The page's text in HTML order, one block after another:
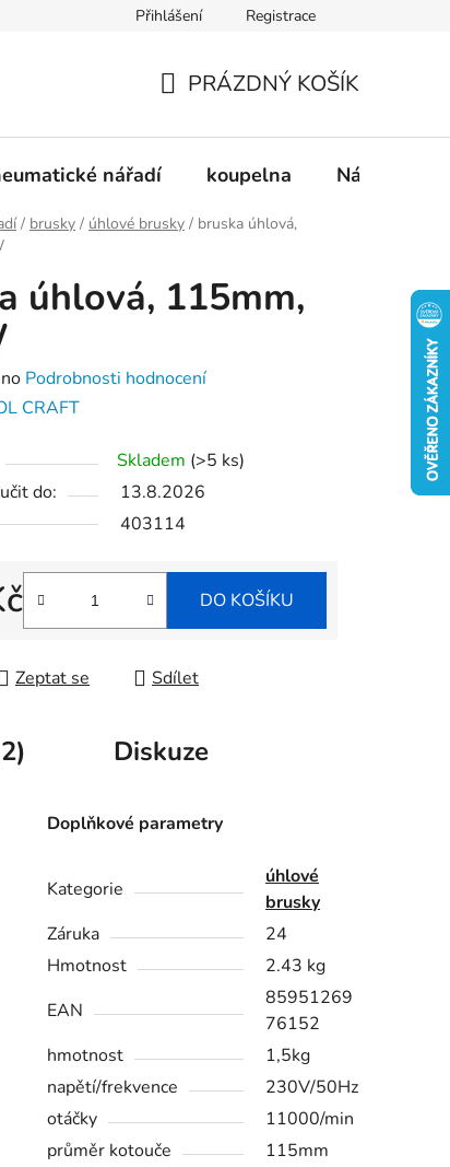
Doprava a platba Kontakty
Přihlášení Registrace
KOŠÍK
PRÁZDNÝ KOŠÍK
nářadí koupelna Nádobí
/ brusky / úhlové brusky / bruska úhlová,
úhlová, 115mm,
Podrobnosti hodnocení
CRAFT
Skladem (>5 ks)
do:
13.8.2026
403114
DO KOŠÍKU
Zeptat se Sdílet
Diskuze
Doplňkové parametry
Kategorie
úhlové
brusky
Záruka
24
Hmotnost
2.43 kg
EAN
85951269
76152
hmotnost
1,5kg
napětí/frekvence
230V/50Hz
otáčky
11000/min
průměr kotouče
115mm